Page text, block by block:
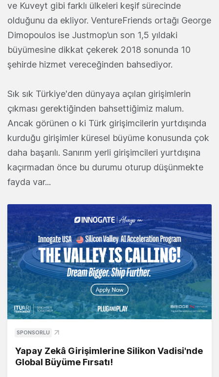
ve Kuveyt gibi farklı ülkeleri keşif sürecinde
olduğunu da ekliyor. VentureFriends ortağı George
Dimopoulos ise Justmop’un son 1,5 yıldaki
büyümesine dikkat çekerek 2018 sonunda 10
şehirde hizmet vereceğinden bahsediyor.
Sık sık Türkiye'den dünyaya açılan girişimlerin
çıkması gerektiğinden bahsettiğimiz malum.
Ancak görünen o ki Türk girişimcilerin yurtdışında
kurduğu girişimler küresel büyüme konusunda çok
daha başarılı. Sanırım yerli girişimcileri yurtdışına
kaçırmadan önce bu durumu oturup düşünmekte
fayda var...
SPONSORLU
Yapay Zekâ Girişimlerine Silikon Vadisi'nde
Global Büyüme Fırsatı!